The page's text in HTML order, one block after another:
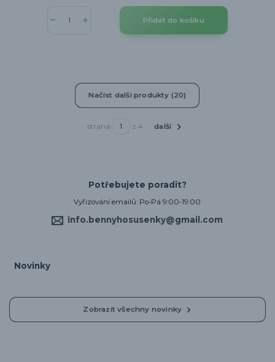
Přidat do košíku
Načíst další produkty (20)
strana z 4 další
Potřebujete poradit?
Vyřizování emailů: Po-Pá 9:00-19:00
info.bennyhosusenky@gmail.com
Novinky
Zobrazit všechny novinky